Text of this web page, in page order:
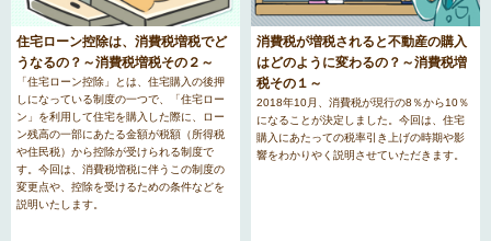
住宅ローン控除は、消費税増税でど
うなるの？～消費税増税その２～
「住宅ローン控除」とは、住宅購入の後押
しになっている制度の一つで、「住宅ロー
ン」を利用して住宅を購入した際に、ロー
ン残高の一部にあたる金額が税額（所得税
や住民税）から控除が受けられる制度で
す。今回は、消費税増税に伴うこの制度の
変更点や、控除を受けるための条件などを
説明いたします。
消費税が増税されると不動産の購入
はどのように変わるの？～消費税増
税その１～
2018年10月、消費税が現行の8％から10％
になることが決定しました。今回は、住宅
購入にあたっての税率引き上げの時期や影
響をわかりやく説明させていただきます。